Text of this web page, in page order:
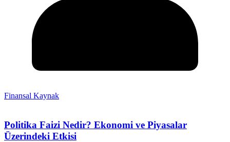
Finansal Kaynak
Politika Faizi Nedir? Ekonomi ve Piyasalar
Üzerindeki Etkisi